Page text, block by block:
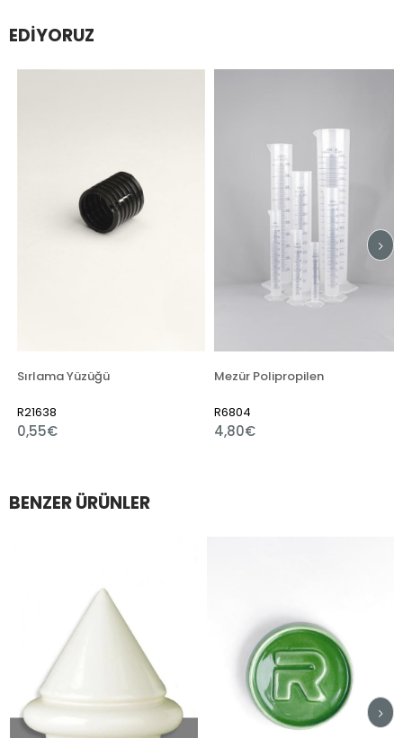
EDIYORUZ
Sırlama Yüzüğü
R21638
0,55€
Mezür Polipropilen
R6804
4,80€
BENZER ÜRÜNLER